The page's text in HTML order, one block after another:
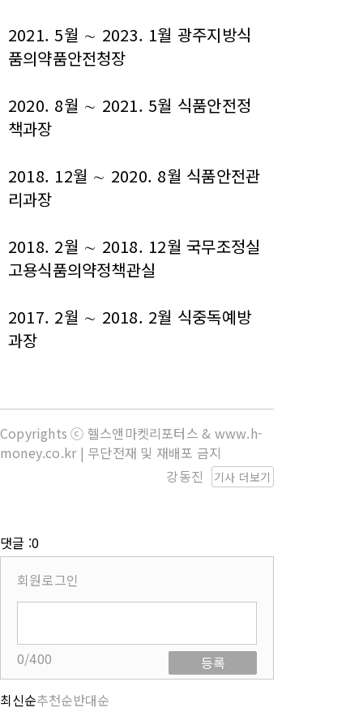
2021. 5월 ∼ 2023. 1월 광주지방식
품의약품안전청장
2020. 8월 ∼ 2021. 5월 식품안전정
책과장
2018. 12월 ∼ 2020. 8월 식품안전관
리과장
2018. 2월 ∼ 2018. 12월 국무조정실
고용식품의약정책관실
2017. 2월 ∼ 2018. 2월 식중독예방
과장
Copyrights ⓒ 헬스앤마켓리포터스 & www.h-
money.co.kr | 무단전재 및 재배포 금지
기사 더보기
강동진
댓글 :0
회원로그인
0/400
등록
최신순추천순반대순